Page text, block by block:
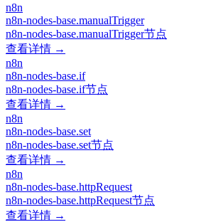
n8n
n8n-nodes-base.manualTrigger
n8n-nodes-base.manualTrigger节点
查看详情 →
n8n
n8n-nodes-base.if
n8n-nodes-base.if节点
查看详情 →
n8n
n8n-nodes-base.set
n8n-nodes-base.set节点
查看详情 →
n8n
n8n-nodes-base.httpRequest
n8n-nodes-base.httpRequest节点
查看详情 →